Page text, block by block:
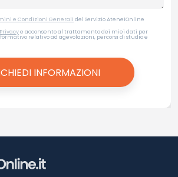
e Condizioni Generali del Servizio AteneiOnline
e acconsento al trattamento dei miei dati per
relativo ad agevolazioni, percorsi di studio e